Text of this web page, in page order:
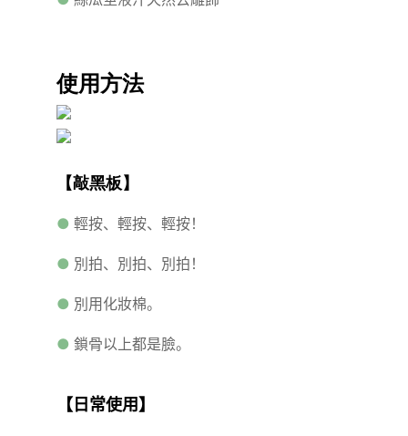
使用方法
【敲黑板】
● 輕按、輕按、輕按！
● 別拍、別拍、別拍！
● 別用化妝棉。
● 鎖骨以上都是臉。
【日常使用】